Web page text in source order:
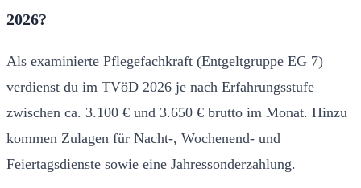
2026?
Als examinierte Pflegefachkraft (Entgeltgruppe EG 7)
verdienst du im TVöD 2026 je nach Erfahrungsstufe
zwischen ca. 3.100 € und 3.650 € brutto im Monat. Hinzu
kommen Zulagen für Nacht-, Wochenend- und
Feiertagsdienste sowie eine Jahressonderzahlung.